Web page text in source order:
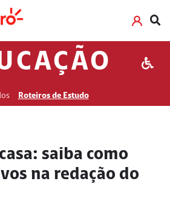
Roteiros de Estudo
saiba como
na redação do